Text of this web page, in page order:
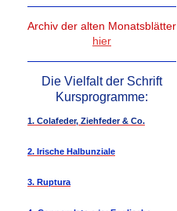
Archiv der alten Monatsblätter
hier
Die Vielfalt der Schrift
Kursprogramme:
1. Colafeder, Ziehfeder & Co.
2. Irische Halbunziale
3. Ruptura